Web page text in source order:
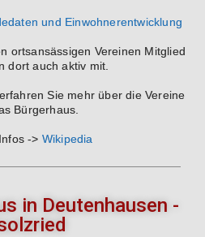
und Einwohnerentwicklung
ortsansässigen Vereinen Mitglied
dort auch aktiv mit.
Sie mehr über die Vereine
Bürgerhaus.
-> Wikipedia
in Deutenhausen -